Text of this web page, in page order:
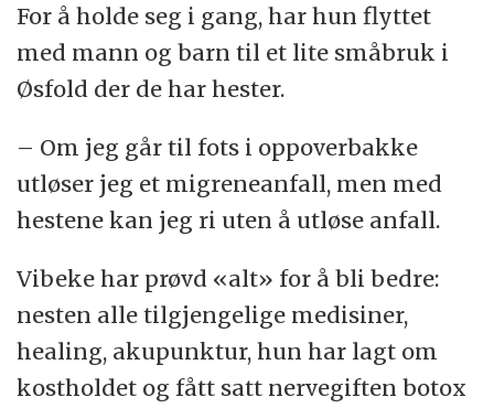
For å holde seg i gang, har hun flyttet
med mann og barn til et lite småbruk i
Øsfold der de har hester.
– Om jeg går til fots i oppoverbakke
utløser jeg et migreneanfall, men med
hestene kan jeg ri uten å utløse anfall.
Vibeke har prøvd «alt» for å bli bedre:
nesten alle tilgjengelige medisiner,
healing, akupunktur, hun har lagt om
kostholdet og fått satt nervegiften botox